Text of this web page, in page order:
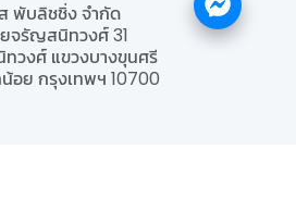
พับลิชชิ่ง จำกัด
จรัญสนิทวงศ์ 31
วงศ์ แขวงบางขุนศรี
อย กรุงเทพฯ 10700